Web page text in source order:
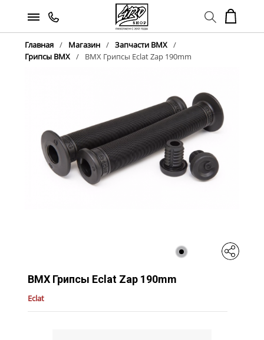
Главная Магазин
Запчасти BMX
Грипсы BMX
BMX Грипсы Eclat Zap 190mm
BMX Грипсы Eclat Zap 190mm
Eclat